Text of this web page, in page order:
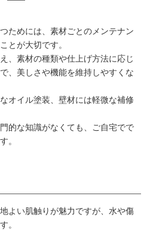
ためには、素材ごとのメンテナン
とが大切です。
、素材の種類や仕上げ方法に応じ
、美しさや機能を維持しやすくな
オイル塗装、壁材には軽微な補修
的な知識がなくても、ご自宅でで
。
よい肌触りが魅力ですが、水や傷
。